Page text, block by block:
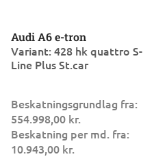
Audi A6 e-tron
Variant: 428 hk quattro S-
Line Plus St.car
Beskatningsgrundlag fra:
554.998,00 kr.
Beskatning per md. fra:
10.943,00 kr.